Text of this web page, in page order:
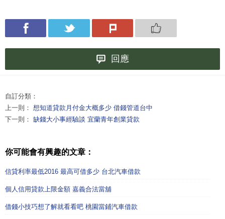
回應
自訂分類：
上一則： 想知道貸款月付金大概多少 借錢管道台中
下一則： 缺錢大小事經驗談 宜蘭青年創業貸款
你可能會有興趣的文章：
信貸利率最低2016 最高可借多少 台北汽車借款
個人信用貸款上限金額 嘉義合法當舖
借錢小技巧想了解就看看吧 桃園當鋪汽車借款